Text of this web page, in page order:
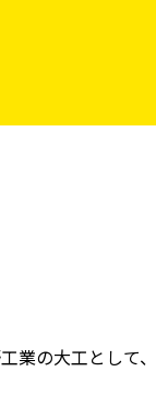
業の大工として